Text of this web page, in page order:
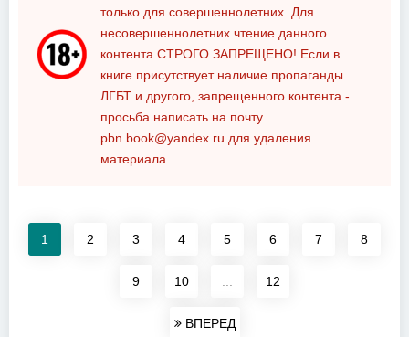
только для совершеннолетних. Для
несовершеннолетних чтение данного
контента СТРОГО ЗАПРЕЩЕНО! Если в
книге присутствует наличие пропаганды
ЛГБТ и другого, запрещенного контента -
просьба написать на почту
pbn.book@yandex.ru для удаления
материала
1 2 3 4 5 6 7 8
9 10 ... 12
ВПЕРЕД